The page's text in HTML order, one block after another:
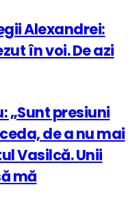
Alexandrei:
în voi. De azi
„Sunt presiuni
de a nu mai
Vasilcă. Unii
mă